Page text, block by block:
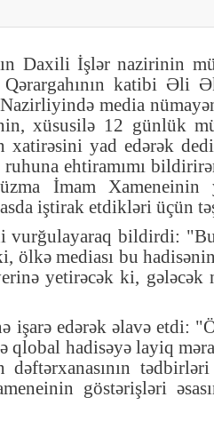
Daxili İşlər nazirinin
katibi Əli
media
xüsusilə 12 günlük
xatirəsini yad edərək
ehtiramımı
İmam Xameneinin
iştirak etdikləri üçün
bildirdi:
mediası bu hadisənin
yetirəcək ki, gələcək
işarə edərək əlavə etdi:
qlobal hadisəyə layiq
göstərişləri